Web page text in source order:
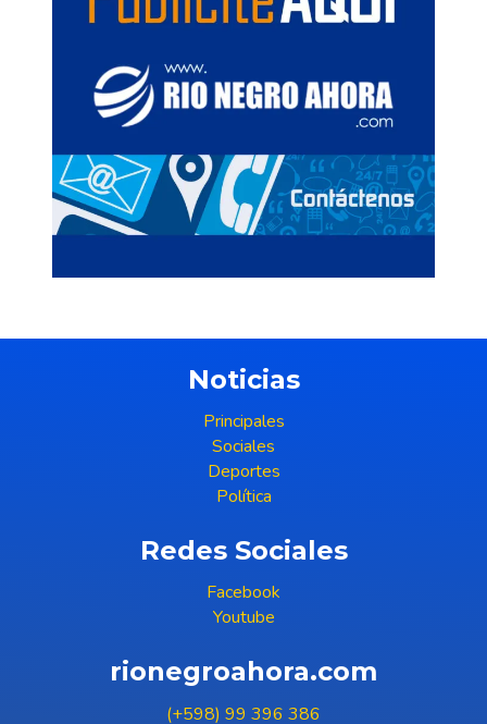
Noticias
Principales
Sociales
Deportes
Política
Redes Sociales
Facebook
Youtube
rionegroahora.com
(+598) 99 396 386